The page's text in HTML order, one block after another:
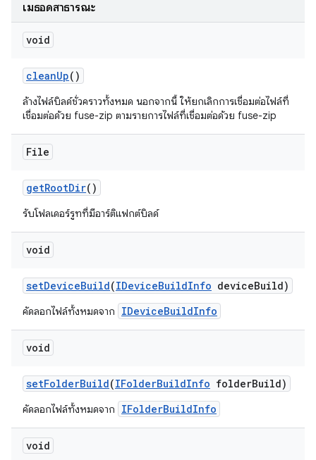
เมธอดสาธารณะ
void
cleanUp()
ล้างไฟล์บิลด์ชั่วคราวทั้งหมด นอกจากนี้ ให้ยกเลิกการเชื่อมต่อไฟล์ที่
เชื่อมต่อด้วย fuse-zip ตามรายการไฟล์ที่เชื่อมต่อด้วย fuse-zip
File
getRootDir()
รับโฟลเดอร์รูทที่มีอาร์ติแฟกต์บิลด์
void
setDeviceBuild(IDeviceBuildInfo deviceBuild)
คัดลอกไฟล์ทั้งหมดจาก IDeviceBuildInfo
void
setFolderBuild(IFolderBuildInfo folderBuild)
คัดลอกไฟล์ทั้งหมดจาก IFolderBuildInfo
void